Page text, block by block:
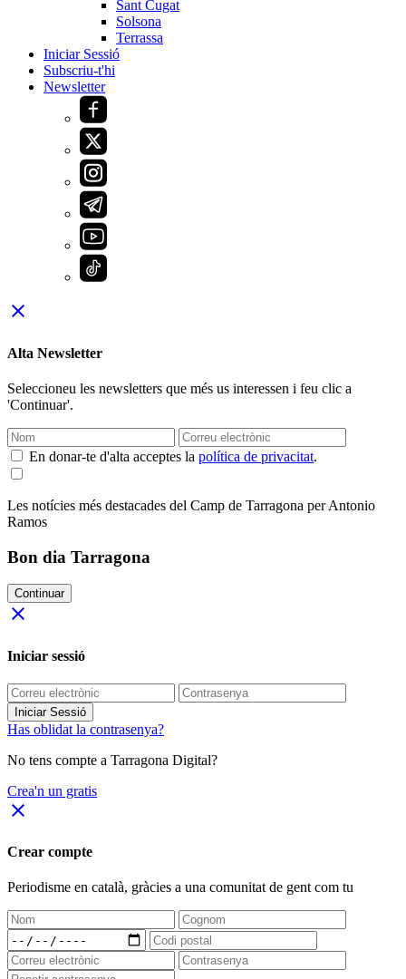
Sant Cugat
Solsona
Terrassa
Iniciar Sessió
Subscriu-t'hi
Newsletter
close
Alta Newsletter
Seleccioneu les newsletters que més us interessen i feu clic a
'Continuar'.
En donar-te d'alta acceptes la política de privacitat.
Les notícies més destacades del Camp de Tarragona per Antonio
Ramos
Bon dia Tarragona
Continuar
close
Iniciar sessió
Iniciar Sessió
Has oblidat la contrasenya?
No tens compte a Tarragona Digital?
Crea'n un gratis
close
Crear compte
Periodisme en català, gràcies a una comunitat de gent com tu